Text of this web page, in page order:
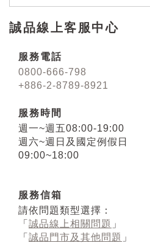
誠品線上客服中心
服務電話
0800-666-798
+886-2-8789-8921
服務時間
週一~週五08:00-19:00
週六~週日及國定例假日
09:00~18:00
服務信箱
請依問題類型選擇：
「 誠品線上相關問題 」
「 誠品門市及其他問題 」